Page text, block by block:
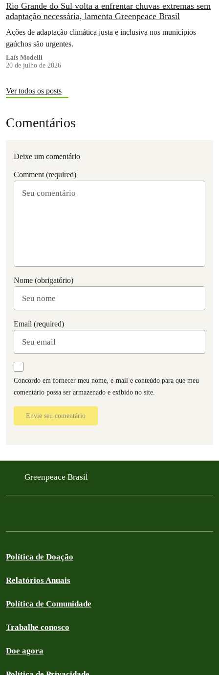
Rio Grande do Sul volta a enfrentar chuvas extremas sem
adaptação necessária, lamenta Greenpeace Brasil
Ações de adaptação climática justa e inclusiva nos municípios
gaúchos são urgentes.
Laís Modelli
20 de julho de 2026
Ver todos os posts
Comentários
Deixe um comentário
Comment (required)
Nome (obrigatório)
Email (required)
Concordo em fornecer meu nome, e-mail e conteúdo para que meu
comentário possa ser armazenado e exibido no site.
Envie seu comentário
Greenpeace Brasil
Política de Doação
Relatórios Anuais
Política de Comunidade
Trabalhe conosco
Doe agora